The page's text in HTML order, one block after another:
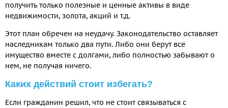
получить только полезные и ценные активы в виде
недвижимости, золота, акций и т.д.
Этот план обречен на неудачу. Законодательство оставляет
наследникам только два пути. Либо они берут все
имущество вместе с долгами, либо полностью забывают о
нем, не получая ничего.
Каких действий стоит избегать?
Если гражданин решил, что не стоит связываться с